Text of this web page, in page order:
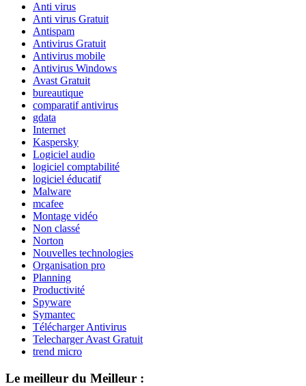
Anti virus
Anti virus Gratuit
Antispam
Antivirus Gratuit
Antivirus mobile
Antivirus Windows
Avast Gratuit
bureautique
comparatif antivirus
gdata
Internet
Kaspersky
Logiciel audio
logiciel comptabilité
logiciel éducatif
Malware
mcafee
Montage vidéo
Non classé
Norton
Nouvelles technologies
Organisation pro
Planning
Productivité
Spyware
Symantec
Télécharger Antivirus
Telecharger Avast Gratuit
trend micro
Le meilleur du Meilleur :